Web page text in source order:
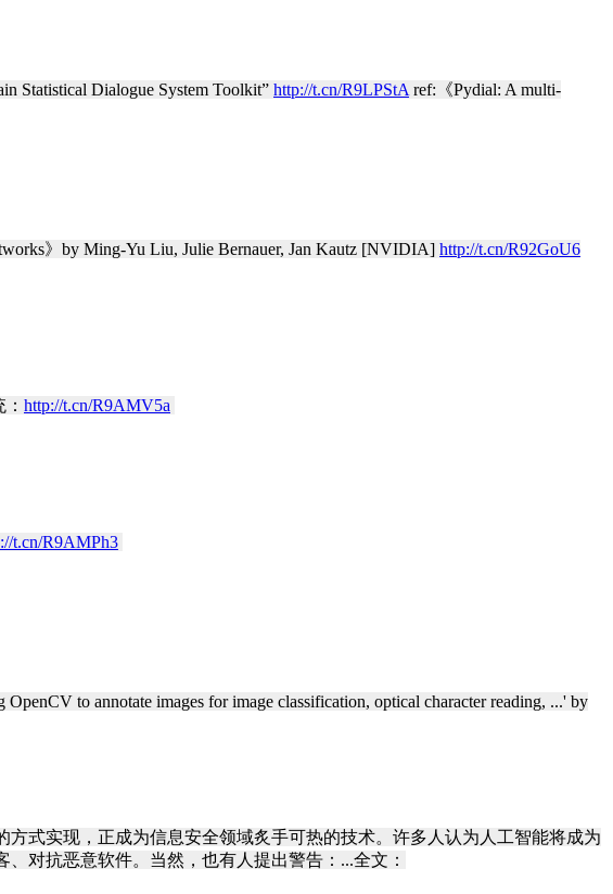
Statistical Dialogue System Toolkit” http://t.cn/R9LPStA ref:《Pydial: A multi-
》by Ming-Yu Liu, Julie Bernauer, Jan Kautz [NVIDIA] http://t.cn/R92GoU6
http://t.cn/R9AMV5a
t.cn/R9AMPh3
to annotate images for image classification, optical character reading, ...' by
式实现，正成为信息安全领域炙手可热的技术。许多人认为人工智能将成为
对抗恶意软件。当然，也有人提出警告：...全文：